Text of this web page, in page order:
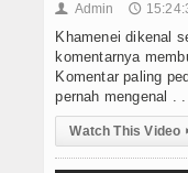
👤 Admin 🕔
Khamenei dikenal
komentarnya
Komentar paling
pernah mengenal . . .
Watch This Video